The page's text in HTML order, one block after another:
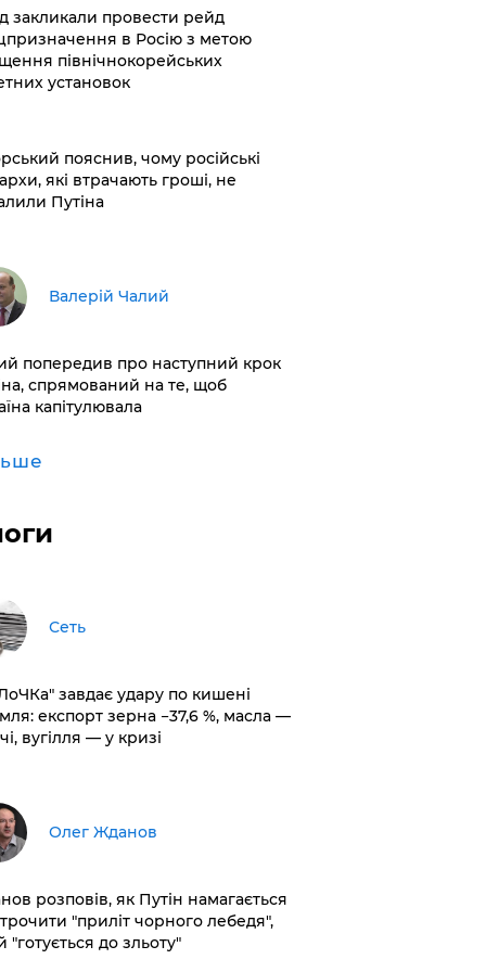
закликали провести рейд
в Росію з метою
північнокорейських
установок
пояснив, чому російські
які втрачають гроші, не
Путіна
Валерій Чалий
попередив про наступний крок
спрямований на те, щоб
капітулювала
Сеть
завдає удару по кишені
експорт зерна −37,6 %, масла —
вугілля — у кризі
Олег Жданов
розповів, як Путін намагається
"приліт чорного лебедя",
"готується до зльоту"